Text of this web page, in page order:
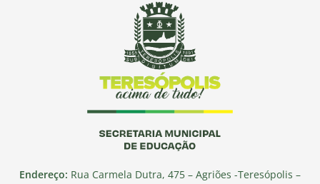
Endereço: Rua Carmela Dutra, 475 – Agriões -Teresópolis –